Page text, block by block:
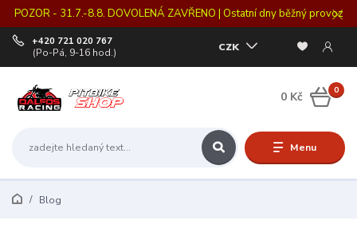
POZOR - 31.7.-8.8. DOVOLENÁ ZAVŘENO | Ostatní dny běžný provoz
Menu
CZK
+420 721 020 767
(Po-Pá, 9-16 hod.)
0
0 Kč
Blog